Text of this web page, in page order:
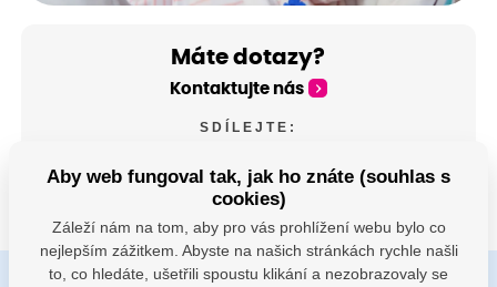
Máte dotazy?
Kontaktujte nás
SDÍLEJTE:
Aby web fungoval tak, jak ho znáte (souhlas s
cookies)
Záleží nám na tom, aby pro vás prohlížení webu bylo co
nejlepším zážitkem. Abyste na našich stránkách rychle našli
to, co hledáte, ušetřili spoustu klikání a nezobrazovaly se